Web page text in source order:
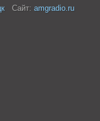
Сайт: amgradio.ru